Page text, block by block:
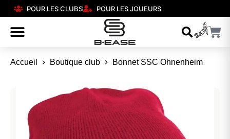
POUR LES CLUBS POUR LES JOUEURS
Accueil Boutique club Bonnet SSC Ohnenheim